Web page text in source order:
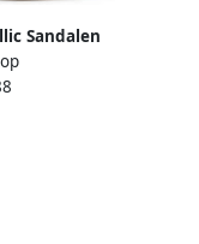
Sandalen
Aw25